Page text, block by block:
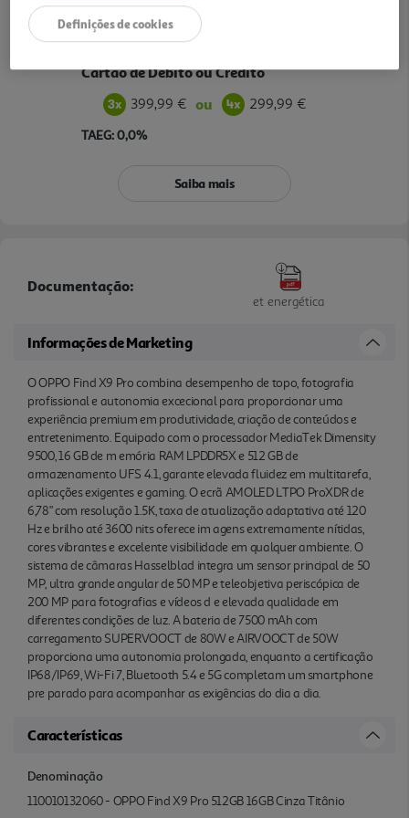
Cartão de Débito ou Crédito
399,99 € ou 299,99 €
TAEG: 0,0%
Saiba mais
Documentação:
et energética
Informações de Marketing
O OPPO Find X9 Pro combina desempenho de topo, fotografia
profissional e autonomia excecional para proporcionar uma
experiência premium em produtividade, criação de conteúdos e
entretenimento. Equipado com o processador MediaTek Dimensity
9500, 16 GB de m emória RAM LPDDR5X e 512 GB de
armazenamento UFS 4.1, garante elevada fluidez em multitarefa,
aplicações exigentes e gaming. O ecrã AMOLED LTPO ProXDR de
6,78" com resolução 1.5K, taxa de atualização adaptativa até 120
Hz e brilho até 3600 nits oferece im agens extremamente nítidas,
cores vibrantes e excelente visibilidade em qualquer ambiente. O
sistema de câmaras Hasselblad integra um sensor principal de 50
MP, ultra grande angular de 50 MP e teleobjetiva periscópica de
200 MP para fotografias e vídeos d e elevada qualidade em
diferentes condições de luz. A bateria de 7500 mAh com
carregamento SUPERVOOCT de 80W e AIRVOOCT de 50W
proporciona uma autonomia prolongada, enquanto a certificação
IP68/IP69, Wi-Fi 7, Bluetooth 5.4 e 5G completam um smartphone
pre parado para acompanhar as exigências do dia a dia.
Características
Denominação
110010132060 - OPPO Find X9 Pro 512GB 16GB Cinza Titânio
Definições de cookies